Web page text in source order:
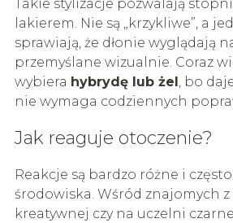
Takie stylizacje pozwalają
lakierem. Nie są „krzykliwe”, a
sprawiają, że dłonie wyglądają
przemyślane wizualnie. Coraz
wybiera hybrydę lub żel , bo
nie wymaga codziennych
Jak reaguje otoczenie?
Reakcje są bardzo różne i
środowiska. Wśród znajomych z
kreatywnej czy na uczelni